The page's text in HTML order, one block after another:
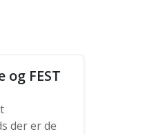
og FEST
der er de